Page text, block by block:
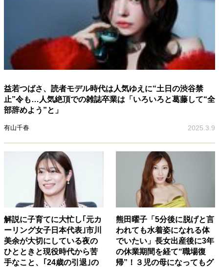
益若つばさ、読者モデル時代は人気ゆえに“土日の渋谷禁
止”令も…人気絶頂での雑誌卒業は「いろいろと葛藤して“全
部辞めよう”と」
有山千春 2025.3.9
解説に子育てに大忙し｢元カ
ーリング女子日本代表｣市川
美余が大切にしている夜の
ひとときと現役時代から苦
手なこと、｢24歳の引退｣の
熊田曜子「5分後に脱げと言
われても水着姿になれる体
でいたい」長女出産後に3年
の休業期間を経て“職場復
帰”！３児の母になってもグ